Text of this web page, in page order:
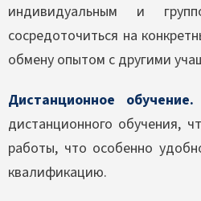
индивидуальным и
сосредоточиться на
обмену опытом с другими
Дистанционное обучение.
дистанционного обучения,
работы, что особенно
квалификацию.